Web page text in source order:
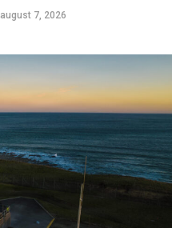
august 7, 2026